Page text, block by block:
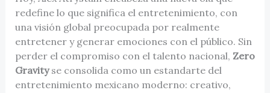
redefine lo que significa el entretenimiento, con
una visión global preocupada por realmente
entretener y generar emociones con el público. Sin
perder el compromiso con el talento nacional, Zero
Gravityse consolida como un estandarte del
entretenimiento mexicano moderno: creativo,